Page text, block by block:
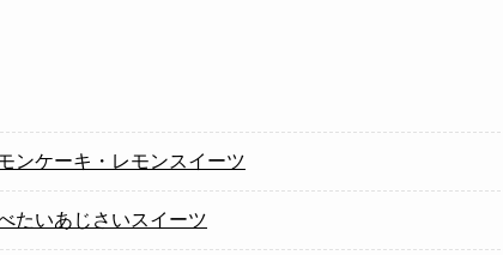
ンケーキ・レモンスイーツ
たいあじさいスイーツ